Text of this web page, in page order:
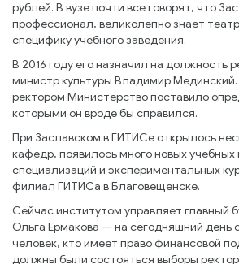
рублей. В вузе почти все говорят, что
профессионал, великолепно знает
специфику учебного заведения.
В 2016 году его назначил на должность
министр культуры Владимир
ректором Министерство поставило
которыми он вроде бы справился.
При Заславском в ГИТИСе открылось
кафедр, появилось много новых учебных
специализаций и экспериментальных
филиал ГИТИСа в Благовещенске.
Сейчас институтом управляет главный
Ольга Ермакова — на сегодняшний день
человек, кто имеет право финансовой
должны были состояться выборы